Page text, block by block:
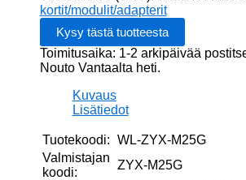
3.0
Adapter,
LTE/5G
SIM
Card
Module
määrä
kortit/modulit/adapterit
Toimitusaika: 1-2 arkipäivää
Nouto Vantaalta heti.
Kuvaus
Lisätiedot
Tuotekoodi: WL-ZYX-M25G
Valmistajan
koodi:
ZYX-M25G